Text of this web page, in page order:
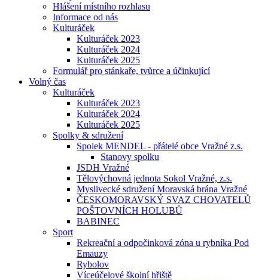
Hlášení místního rozhlasu
Informace od nás
Kulturáček
Kulturáček 2023
Kulturáček 2024
Kulturáček 2025
Formulář pro stánkaře, tvůrce a účinkující
Volný čas
Kulturáček
Kulturáček 2023
Kulturáček 2024
Kulturáček 2025
Spolky & sdružení
Spolek MENDEL - přátelé obce Vražné z.s.
Stanovy spolku
JSDH Vražné
Tělovýchovná jednota Sokol Vražné, z.s.
Myslivecké sdružení Moravská brána Vražné
ČESKOMORAVSKÝ SVAZ CHOVATELŮ
POŠTOVNÍCH HOLUBŮ
BABINEC
Sport
Rekreační a odpočinková zóna u rybníka Pod
Emauzy
Rybolov
Víceúčelové školní hřiště